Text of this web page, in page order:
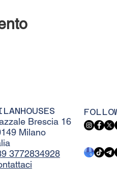
Brescia 16
Milano
3772834928